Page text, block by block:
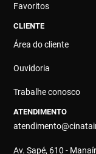
Favoritos
CLIENTE
Área do cliente
Ouvidoria
Trabalhe conosco
ATENDIMENTO
Av. Sapé, 610 -